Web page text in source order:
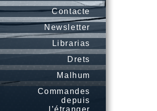
Contacte
Newsletter
Librarias
Drets
Malhum
Commandes
depuis
l’étranger